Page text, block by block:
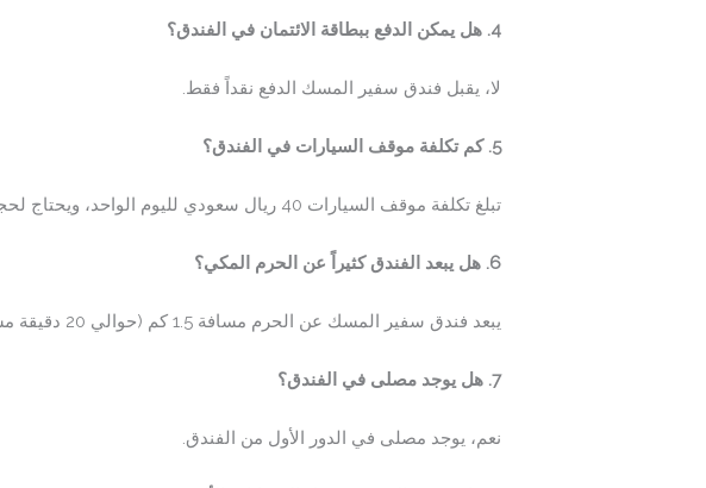
4. هل يمكن الدفع ببطاقة الائتمان في الفندق؟
لا، يقبل فندق سفير المسك الدفع نقداً فقط.
5. كم تكلفة موقف السيارات في الفندق؟
تبلغ تكلفة موقف السيارات 40 ريال سعودي لليوم الواحد، ويحتاج لحجز مسبق.
6. هل يبعد الفندق كثيراً عن الحرم المكي؟
يبعد فندق سفير المسك عن الحرم مسافة 1.5 كم (حوالي 20 دقيقة مشي)، أو يمكن الوصول بالباص المجاني أو التاكسي.
7. هل يوجد مصلى في الفندق؟
نعم، يوجد مصلى في الدور الأول من الفندق.